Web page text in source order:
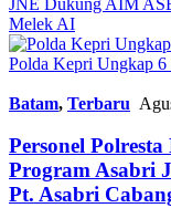
Melek AI
Polda Kepri Ungkap
Batam, Terbaru
Personel
Program Asabri
Pt. Asabri